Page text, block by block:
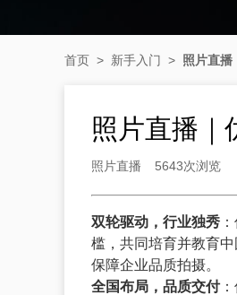
首页 > 新手入门 > 照片直播
照片直播｜
照片直播 5643次浏览
双轮驱动，行业独秀
槛，共同培育并教育
保障企业品质拍摄。
全国布局，品质交付：